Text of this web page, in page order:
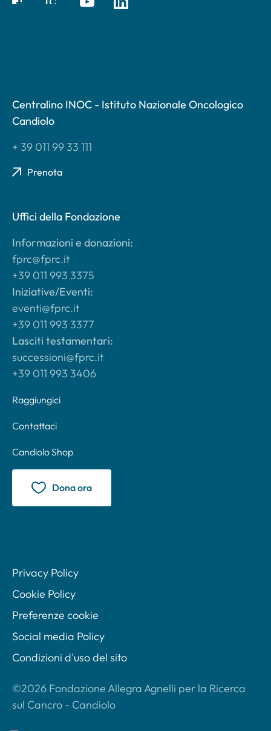
Centralino INOC - Istituto Nazionale Oncologico
Candiolo
+ 39 011 99 33 111
Prenota
Uffici della Fondazione
Informazioni e donazioni:
fprc@fprc.it
+39 011 993 3375
Iniziative/Eventi:
eventi@fprc.it
+39 011 993 3377
Lasciti testamentari:
successioni@fprc.it
+39 011 993 3406
Raggiungici
Contattaci
Candiolo Shop
Dona ora
©2026 Fondazione Allegra Agnelli per la Ricerca
sul Cancro - Candiolo
Privacy Policy
Cookie Policy
Preferenze cookie
Social media Policy
Condizioni d'uso del sito